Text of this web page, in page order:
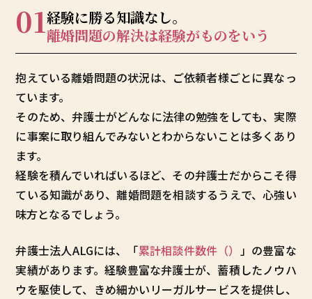
01経験に勝る知識なし。
離婚問題の解決は経験がものをいう
抱えている離婚問題の状況は、ご依頼者様ごとに異なっ
ています。
そのため、弁護士がどんなに法律の勉強をしても、実際
に事案に取り組んでみないとわからないことは多くあり
ます。
経験を積んでいればいるほど、その弁護士だからこそ得
ている知識があり、離婚問題を相談するうえで、心強い
味方となるでしょう。
弁護士法人ALGには、「累計相談件数件（） 」の豊富な
実績があります。経験豊富な弁護士が、蓄積したノウハ
ウを駆使して、きめ細かいリーガルサービスを提供し、